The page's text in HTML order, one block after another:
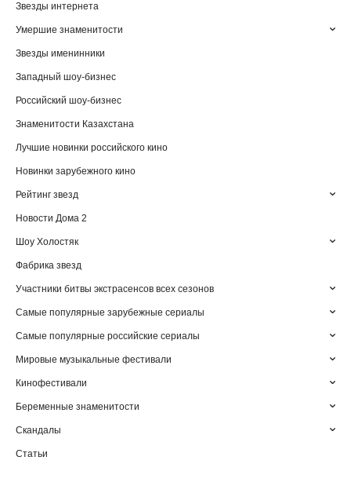
Звезды интернета
Умершие знаменитости
Звезды именинники
Западный шоу-бизнес
Российский шоу-бизнес
Знаменитости Казахстана
Лучшие новинки российского кино
Новинки зарубежного кино
Рейтинг звезд
Новости Дома 2
Шоу Холостяк
Фабрика звезд
Участники битвы экстрасенсов всех сезонов
Самые популярные зарубежные сериалы
Самые популярные российские сериалы
Мировые музыкальные фестивали
Кинофестивали
Беременные знаменитости
Скандалы
Статьи